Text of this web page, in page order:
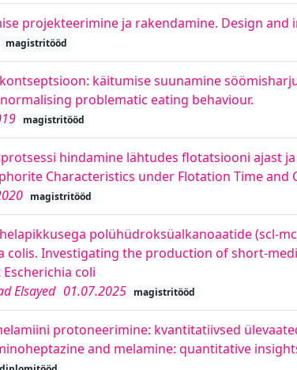
projekteerimine ja rakendamine. Design
magistritööd
käitumise suunamine
problematic eating behaviour.
magistritööd
hindamine lähtudes flotatsiooni ajast
Characteristics under Flotation Time and
magistritööd
polühüdroksüalkanoaatide (scl-
colis. Investigating the production of short-
coli
Elsayed 01.07.2025 magistritööd
protoneerimine: kvantitatiivsed
and melamine: quantitative